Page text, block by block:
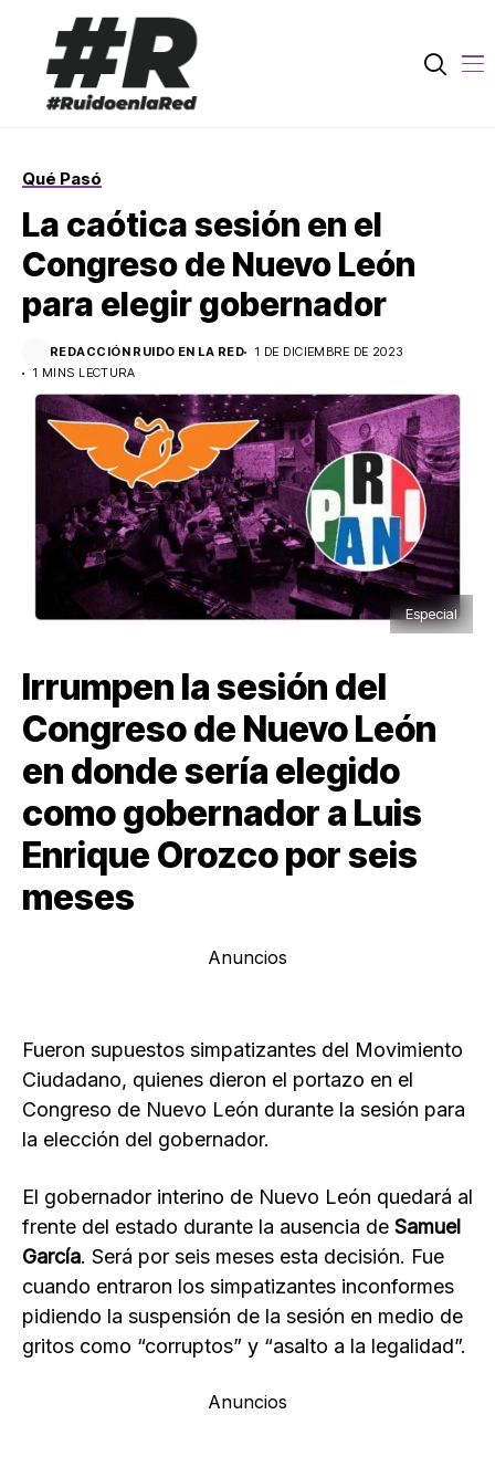
Qué Pasó
La caótica sesión en el
Congreso de Nuevo León
para elegir gobernador
REDACCIÓN RUIDO EN LA RED
1 DE DICIEMBRE DE 2023
1 MINS LECTURA
Especial
Irrumpen la sesión del
Congreso de Nuevo León
en donde sería elegido
como gobernador a Luis
Enrique Orozco por seis
meses
Anuncios
Fueron supuestos simpatizantes del Movimiento
Ciudadano, quienes dieron el portazo en el
Congreso de Nuevo León durante la sesión para
la elección del gobernador.
El gobernador interino de Nuevo León quedará al
frente del estado durante la ausencia de Samuel
García. Será por seis meses esta decisión. Fue
cuando entraron los simpatizantes inconformes
pidiendo la suspensión de la sesión en medio de
gritos como “corruptos” y “asalto a la legalidad”.
Anuncios